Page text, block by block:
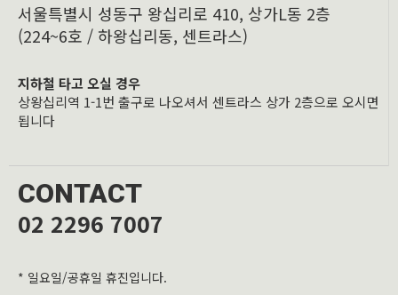
서울특별시 성동구 왕십리로 410, 상가L동 2층
(224~6호 / 하왕십리동, 센트라스)
지하철 타고 오실 경우
상왕십리역 1-1번 출구로 나오셔서 센트라스 상가 2층으로 오시면
됩니다
CONTACT
02 2296 7007
* 일요일/공휴일 휴진입니다.